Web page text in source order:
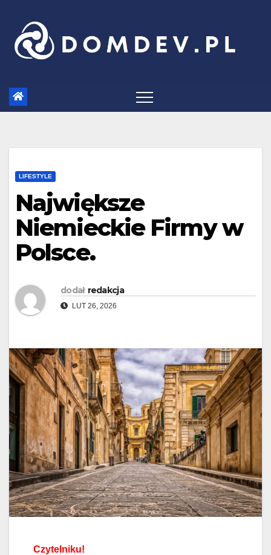
content
LIFESTYLE
Największe
Niemieckie Firmy w
Polsce.
dodał redakcja
LUT 26, 2026
Czytelniku!